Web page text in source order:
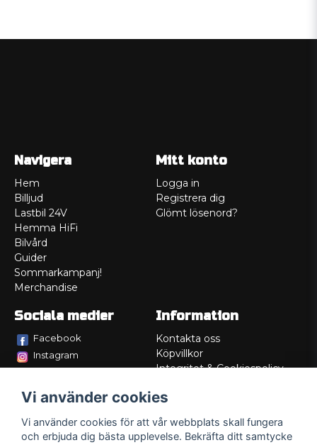
Navigera
Hem
Billjud
Lastbil 24V
Hemma HiFi
Bilvård
Guider
Sommarkampanj!
Merchandise
Mitt konto
Logga in
Registrera dig
Glömt lösenord?
Sociala medier
Facebook
Instagram
Information
Kontakta oss
Köpvillkor
Integritet & Cookiespolicy
Service/Garanti
Lådritning
Vi använder cookies
Vi använder cookies för att vår webbplats skall fungera
och erbjuda dig bästa upplevelse. Bekräfta ditt samtycke